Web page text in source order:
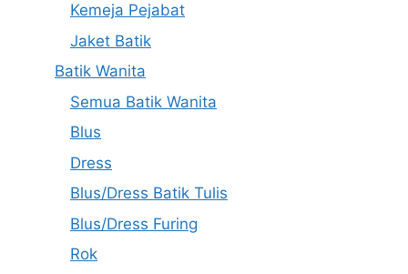
Kemeja Pejabat
Jaket Batik
Batik Wanita
Semua Batik Wanita
Blus
Dress
Blus/Dress Batik Tulis
Blus/Dress Furing
Rok